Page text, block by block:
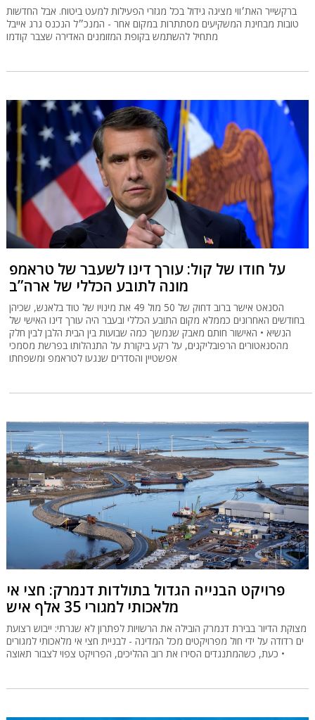
ברקשייר האת׳ווי מציגה גידול בכל מגזרי הפעילות למעט ביטוח. אבל החדשות
טובות מבחינת המשקיעים מסתתרות במקום אחר - המנכ״ל הנכנס גרג אייבל
מתחיל להשתמש בקופת המזומנים האדירה שצבר קודמו
על חודו של קול: עורך דינו לשעבר של טראמפ
מונה לתובע הכללי של ארה”ב
הסנאט אישר ברוב דחוק של 50 מול 49 את מינויו של טוד בלאנש, שכיהן
בחודשים האחרונים כממלא מקום התובע הכללי ובעבר היה עורך דינו האישי של
הנשיא • האישור חותם מאבק שנמשך כמה שבועות בין הבית הלבן לבין חלק
מהסנאטורים הרפובליקנים, על רקע ביקורת על התנהלותו בפרשת מסמכי
אפשטיין והסדרים שנגעו לטראמפ ומשפחתו
פרויקט הבנייה הגדול בתולדות דנמרק: חצי אי
מלאכותי למגורי 35 אלף איש
מצוקת הדיור בבירת דנמרק הובילה את הרשויות לפתרון לא שגרתי: ייבוש רצועת
ים רדודה על ידי חול מפרויקטים מכל המדינה - לבניית חצי אי מלאכותי למגורים
• כעת, כשהמתנגדים הסירו את רוב ההליכים, הפרויקט צפוי לצבור תאוצה